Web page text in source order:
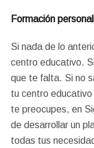
Formación
Si nada de lo
centro educativo.
que te falta. Si no
tu centro
te preocupes, en
de desarrollar un
todas tus